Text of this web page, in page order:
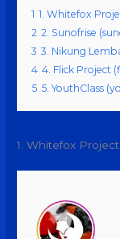
1 1. Whitefox
2 2. Sunofrise
3 3. Nikung
4 4. Flick Project
5 5. YouthClass
1. Whitefox